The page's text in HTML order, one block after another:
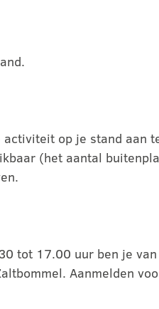
op je stand aan
(het aantal
tot 17.00 uur ben je
Aanmelden